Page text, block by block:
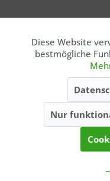
Senden
* Privatkunde. Alle
Deutschlands, Lieferzeiten
Funktionale
Tracking
Diese Website
bestmögliche
Nur